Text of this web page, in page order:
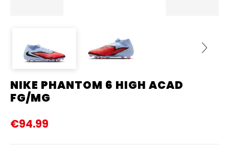
NIKE PHANTOM 6 HIGH ACAD
FG/MG
€94.99